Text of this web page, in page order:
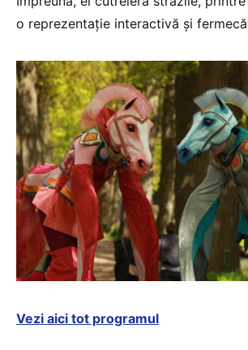
o reprezentație interactivă și
Vezi aici tot programul